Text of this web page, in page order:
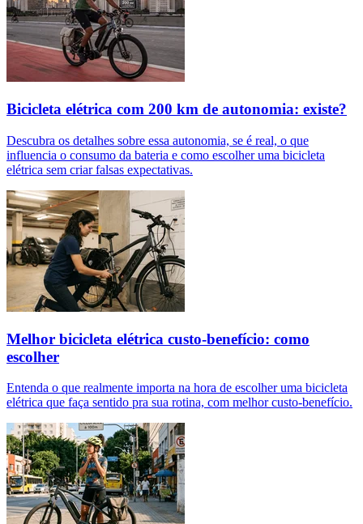
Bicicleta elétrica com 200 km de autonomia: existe?
Descubra os detalhes sobre essa autonomia, se é real, o que
influencia o consumo da bateria e como escolher uma bicicleta
elétrica sem criar falsas expectativas.
Melhor bicicleta elétrica custo-benefício: como
escolher
Entenda o que realmente importa na hora de escolher uma bicicleta
elétrica que faça sentido pra sua rotina, com melhor custo-benefício.